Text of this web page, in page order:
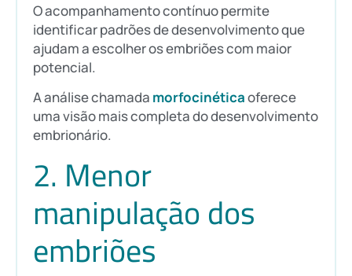
O acompanhamento contínuo permite
identificar padrões de desenvolvimento que
ajudam a escolher os embriões com maior
potencial.
A análise chamada morfocinéticaoferece
uma visão mais completa do desenvolvimento
embrionário.
2. Menor
manipulação dos
embriões